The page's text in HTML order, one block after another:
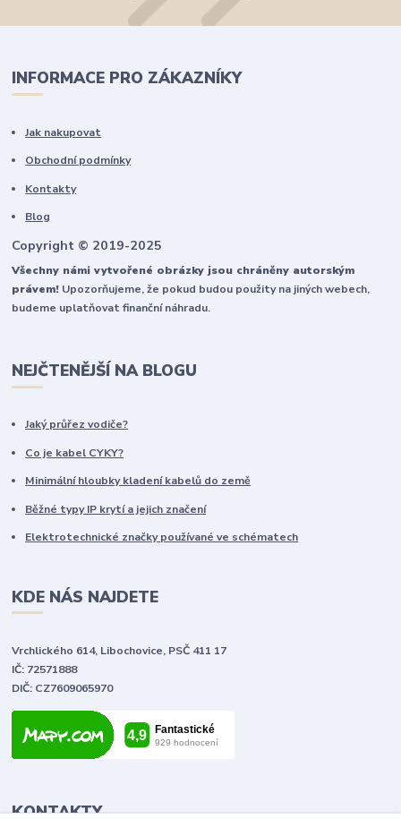
INFORMACE PRO ZÁKAZNÍKY
Jak nakupovat
Obchodní podmínky
Kontakty
Blog
Copyright © 2019-2025
Všechny námi vytvořené obrázky jsou chráněny autorským
právem! Upozorňujeme, že pokud budou použity na jiných webech,
budeme uplatňovat finanční náhradu.
NEJČTENĚJŠÍ NA BLOGU
Jaký průřez vodiče?
Co je kabel CYKY?
Minimální hloubky kladení kabelů do země
Běžné typy IP krytí a jejich značení
Elektrotechnické značky používané ve schématech
KDE NÁS NAJDETE
Vrchlického 614, Libochovice, PSČ 411 17
IČ: 72571888
DIČ: CZ7609065970
KONTAKTY